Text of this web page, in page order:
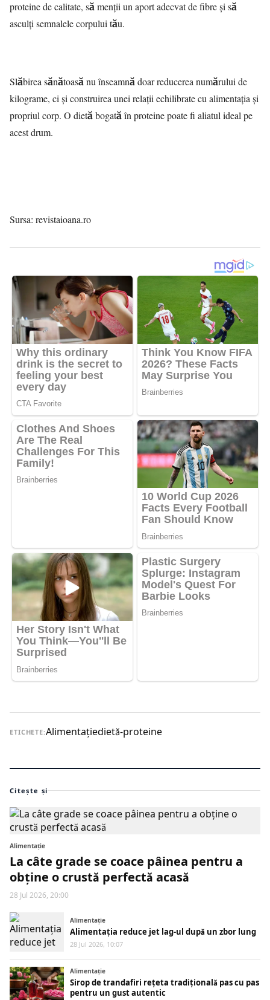
proteine de calitate, să menții un aport adecvat de fibre și să
asculți semnalele corpului tău.
Slăbirea sănătoasă nu înseamnă doar reducerea numărului de
kilograme, ci și construirea unei relații echilibrate cu alimentația și
propriul corp. O dietă bogată în proteine poate fi aliatul ideal pe
acest drum.
Sursa: revistaioana.ro
ETICHETE:Alimentaţiedietă-proteine
Citește și
Alimentaţie
La câte grade se coace pâinea pentru a
obține o crustă perfectă acasă
28 Jul 2026, 20:00
Alimentaţie
Alimentația reduce jet lag-ul după un zbor lung
28 Jul 2026, 10:07
Alimentaţie
Sirop de trandafiri rețeta tradițională pas cu pas
pentru un gust autentic